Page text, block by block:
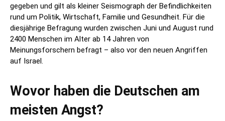
gegeben und gilt als kleiner Seismograph der Befindlichkeiten
rund um Politik, Wirtschaft, Familie und Gesundheit. Für die
diesjährige Befragung wurden zwischen Juni und August rund
2400 Menschen im Alter ab 14 Jahren von
Meinungsforschern befragt – also vor den neuen Angriffen
auf Israel.
Wovor haben die Deutschen am
meisten Angst?